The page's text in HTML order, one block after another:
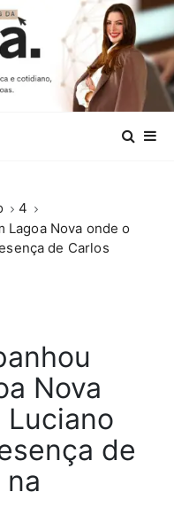
4
Lagoa Nova onde o
de Carlos
Nova
de